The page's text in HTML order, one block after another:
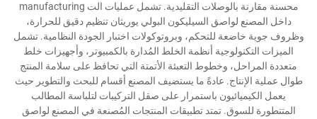
محسنة مقارنة بالوصلات التقليدية. تشمل عمليات الت manufacturing
داخل المصنع لواصق السيليكون البولي يوريثان تنظيم دقيق للحرارة،
وظروف جوية خاضعة للتحكم، وبروتوكولات اختبار الجودة النظامية. تشمل
الميزات التكنولوجية أنظمة الخلط المُدارة بالكمبيوتر، وأجهيزات خلط
متعددة المراحل، وخطوط التعبئة الأتمتة التي تحافظ على سلامة المنتج
طوال عملية الإنتاج. عادةً ما يستضيف المصنع أقسام للبحث والتطوير حيث
يعمل الكيميائيون باستمرار على صقل التركيبات لتلباسة المطالب
المتتطورة للسوق. تمتد تطبيقات المنتجات المُصنعة في المصنع لواصق